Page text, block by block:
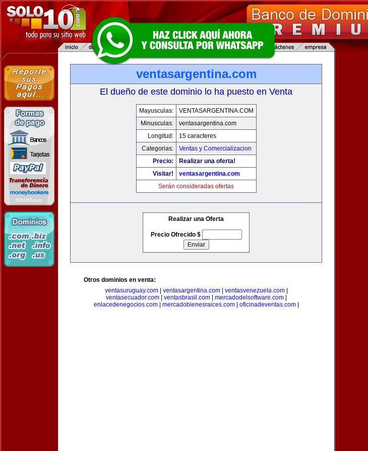
ventasargentina.com
El dueño de este dominio lo ha puesto en Venta
Mayusculas:
VENTASARGENTINA.COM
Minusculas:
ventasargentina.com
Longitud:
15 caracteres
Categorias:
Ventas y Comercializacion
Precio:
Realizar una oferta!
Visitar!
ventasargentina.com
Serán consideradas ofertas
Realizar una Oferta
Precio Ofrecido $
Otros dominios en venta:
ventasuruguay.com| ventasargentina.com| ventasvenezuela.com|
ventasecuador.com| ventasbrasil.com| mercadodelsoftware.com|
enlacedenegocios.com| mercadobienesraices.com| oficinadeventas.com|